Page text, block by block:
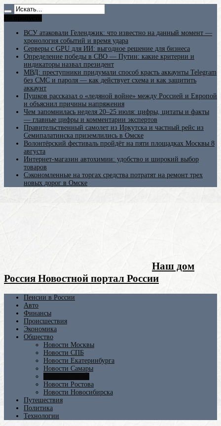
ВСУ атаковали Геленджик: что известно на данный момент —
хронология событий и время удара
Серверы с GPU для ИИ: выгодное решение для бизнеса
Определение победы в СВО — Путин: какие критерии и
индикаторы назвал президент
МВД: преступники придумали способ красть аккаунты Telegram
без СМС и пароля — как действует схема и как защитить
аккаунт
Пушков рассказал о «ледяной войне» между Россией и Европой
и объяснил причины напряжения
Чем запомнилась неделя 20–25 июля: цифры, цитаты и факты
— главные цифры и комментарии экспертов
Правительственный самолет из Иркутска и частный рейс из
Семипалатинска приземлились в Омске
Волонтёрский фестиваль пройдёт на пяти площадках Москвы 8
августа
Интернет-магазин автохимии: удобство и широкий выбор
товаров
Сэкономленные на торгах средства потратят на ремонт трех
новых дорог в Омске
Наш дом
Россия Новостной портал России
Пенсии в России
Авто
Финансы
Происшествия
Экономика
Общество
Новости Москвы
Новости СПБ
Новости Екатеринбурга
Новости Самары
Новости Ростова
Новости Новосибирска
Путешествия
Политика
Технологии